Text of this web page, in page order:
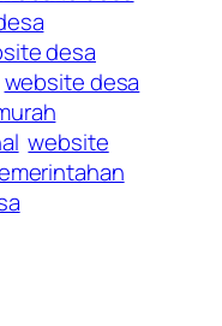
desa
website desa
website